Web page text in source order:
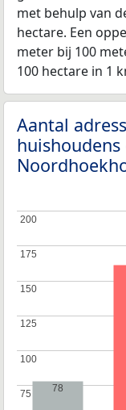
met behulp van
hectare. Een
meter bij 100
100 hectare in 1
Aantal
75
75
100
100
125
125
150
150
175
175
200
200
78